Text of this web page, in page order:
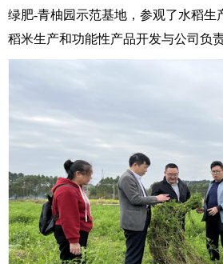
绿肥-青柚园示范基地，参观了水稻生
稻米生产和功能性产品开发与公司负